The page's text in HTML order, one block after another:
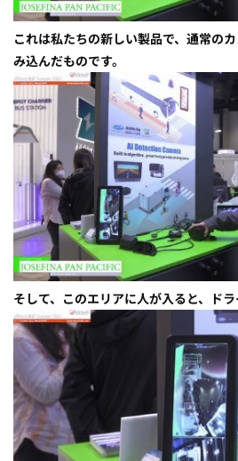
これは私たちの新しい製品で、通常の
み込んだものです。
そして、このエリアに人が入ると、ドラ